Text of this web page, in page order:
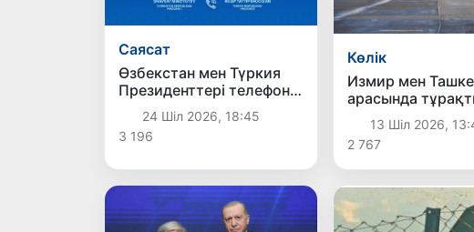
Саясат
Өзбекстан мен Түркия
Президенттері телефон
арқылы сөйлесті
24 Шіл 2026, 18:45
3 196
Көлік
Измир мен
арасында
рейстері іске
13 Шіл 2026,
2 767